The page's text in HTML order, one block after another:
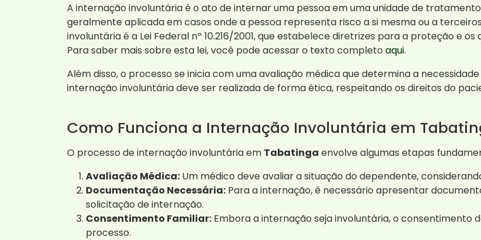
A internação involuntária é o ato de internar uma pessoa em uma unidade de
geralmente aplicada em casos onde a pessoa representa risco a si mesma ou a
involuntária é a Lei Federal nº 10.216/2001, que estabelece diretrizes para a proteção e
Para saber mais sobre esta lei, você pode acessar o texto completo aqui.
Além disso, o processo se inicia com uma avaliação médica que determina a
internação involuntária deve ser realizada de forma ética, respeitando os direitos do
Como Funciona a Internação Involuntária em
O processo de internação involuntária em Tabatinga envolve algumas etapas
Avaliação Médica: Um médico deve avaliar a situação do dependente,
Documentação Necessária: Para a internação, é necessário apresentar
solicitação de internação.
Consentimento Familiar: Embora a internação seja involuntária, o consentimento
processo.